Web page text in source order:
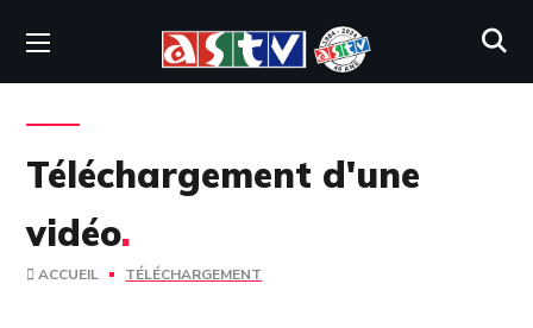
Téléchargement d'une
vidéo.
ACCUEIL TÉLÉCHARGEMENT